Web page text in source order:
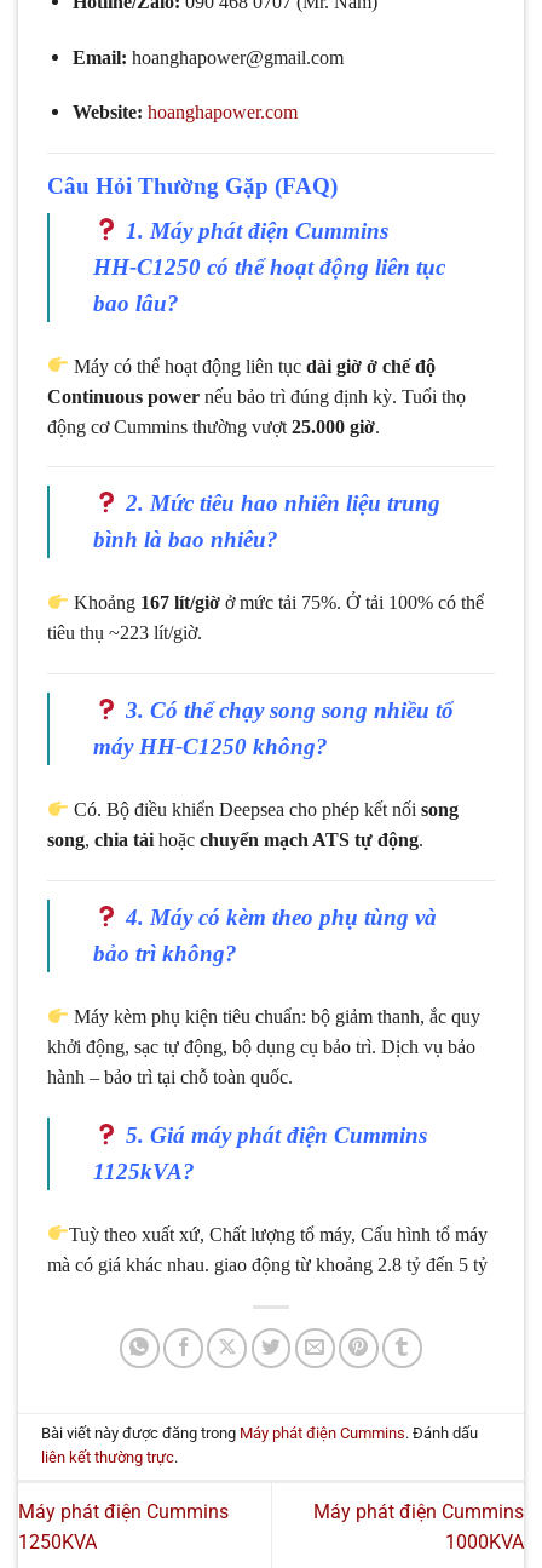
Email: hoanghapower@gmail.com
Website: hoanghapower.com
Câu Hỏi Thường Gặp (FAQ)
1. Máy phát điện Cummins
HH‑C1250 có thể hoạt động liên tục
bao lâu?
Máy có thể hoạt động liên tụcdài giờ ở chế độ
Continuous power nếu bảo trì đúng định kỳ. Tuổi thọ
động cơ Cummins thường vượt 25.000 giờ.
2. Mức tiêu hao nhiên liệu trung
bình là bao nhiêu?
Khoảng 167 lít/giờ ở mức tải 75%. Ở tải 100% có thể
tiêu thụ ~223 lít/giờ.
3. Có thể chạy song song nhiều tổ
máy HH‑C1250 không?
Có. Bộ điều khiển Deepsea cho phép kết nốisong
song, chia tải hoặc chuyển mạch ATS tự động.
4. Máy có kèm theo phụ tùng và
bảo trì không?
Máy kèm phụ kiện tiêu chuẩn: bộ giảm thanh, ắc quy
khởi động, sạc tự động, bộ dụng cụ bảo trì. Dịch vụ bảo
hành – bảo trì tại chỗ toàn quốc.
5. Giá máy phát điện Cummins
1125kVA?
Tuỳ theo xuất xứ, Chất lượng tổ máy, Cấu hình tổ máy
mà có giá khác nhau. giao động từ khoảng 2.8 tỷ đến 5 tỷ
Bài viết này được đăng trong Máy phát điện Cummins. Đánh dấu
liên kết thường trực.
Máy phát điện Cummins
1250KVA
Máy phát điện Cummins
1000KVA